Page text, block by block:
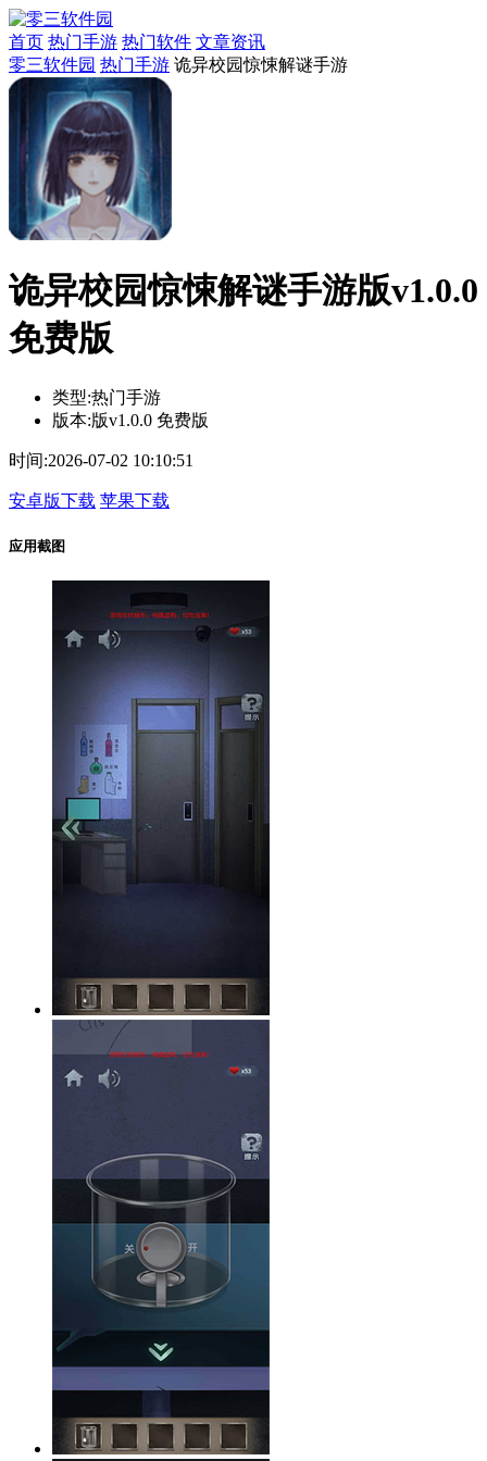
首页 热门手游 热门软件 文章资讯
零三软件园 热门手游 诡异校园惊悚解谜手游
诡异校园惊悚解谜手游版v1.0.0
免费版
类型:热门手游
版本:版v1.0.0 免费版
时间:2026-07-02 10:10:51
安卓版下载 苹果下载
应用截图